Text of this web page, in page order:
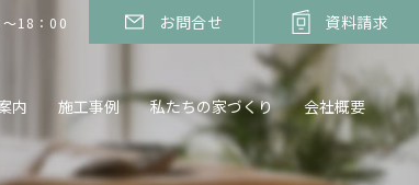
内 施工事例 私たちの家づくり 会社概要
18：00 お問合せ 資料請求